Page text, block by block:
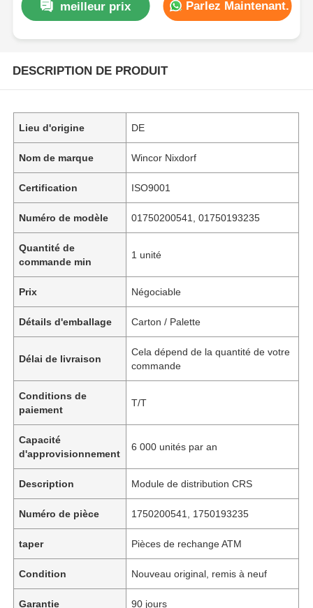
meilleur prix Parlez Maintenant.
DESCRIPTION DE PRODUIT
Lieu d'origine DE
Nom de marque Wincor Nixdorf
Certification ISO9001
Numéro de modèle 01750200541, 01750193235
Quantité de
commande min
1 unité
Prix Négociable
Détails d'emballage Carton / Palette
Délai de livraison
Cela dépend de la quantité de votre
commande
Conditions de
paiement
T/T
Capacité
d'approvisionnement
6 000 unités par an
Description Module de distribution CRS
Numéro de pièce 1750200541, 1750193235
taper Pièces de rechange ATM
Condition Nouveau original, remis à neuf
Garantie 90 jours